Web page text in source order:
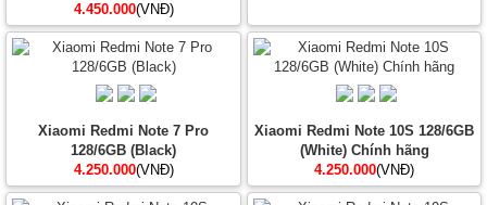
4.450.000(VNĐ)
Xiaomi Redmi Note 7 Pro
128/6GB (Black)
4.250.000(VNĐ)
Xiaomi Redmi Note 10S 128/6GB
(White) Chính hãng
4.250.000(VNĐ)